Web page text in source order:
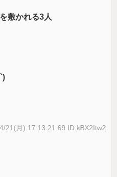
敷かれる3人
21(月) 17:13:21.69 ID:kBX2Itw2